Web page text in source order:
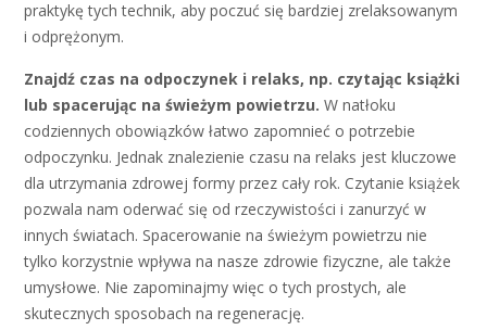
praktykę tych technik, aby poczuć się bardziej zrelaksowanym
i odprężonym.
Znajdź czas na odpoczynek i relaks, np. czytając książki
lub spacerując na świeżym powietrzu. W natłoku
codziennych obowiązków łatwo zapomnieć o potrzebie
odpoczynku. Jednak znalezienie czasu na relaks jest kluczowe
dla utrzymania zdrowej formy przez cały rok. Czytanie książek
pozwala nam oderwać się od rzeczywistości i zanurzyć w
innych światach. Spacerowanie na świeżym powietrzu nie
tylko korzystnie wpływa na nasze zdrowie fizyczne, ale także
umysłowe. Nie zapominajmy więc o tych prostych, ale
skutecznych sposobach na regenerację.